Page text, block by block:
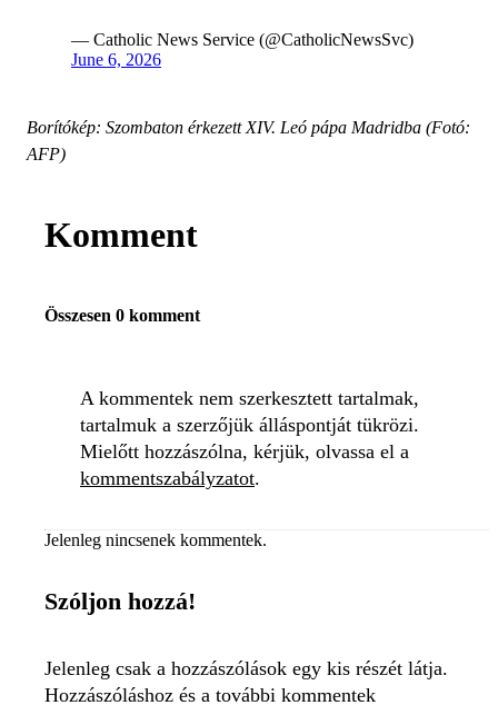
— Catholic News Service (@CatholicNewsSvc)
June 6, 2026
Borítókép: Szombaton érkezett XIV. Leó pápa Madridba (Fotó:
AFP)
Komment
Összesen 0 komment
A kommentek nem szerkesztett tartalmak,
tartalmuk a szerzőjük álláspontját tükrözi.
Mielőtt hozzászólna, kérjük, olvassa el a
kommentszabályzatot.
Jelenleg nincsenek kommentek.
Szóljon hozzá!
Jelenleg csak a hozzászólások egy kis részét látja.
Hozzászóláshoz és a további kommentek